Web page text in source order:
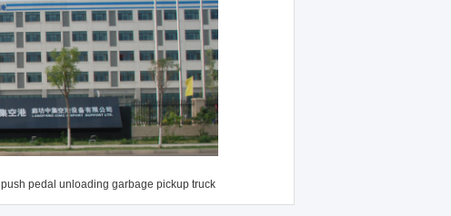
push pedal unloading garbage pickup truck